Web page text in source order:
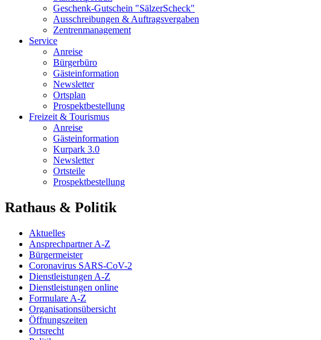
Geschenk-Gutschein "SälzerScheck"
Ausschreibungen & Auftragsvergaben
Zentrenmanagement
Service
Anreise
Bürgerbüro
Gästeinformation
Newsletter
Ortsplan
Prospektbestellung
Freizeit & Tourismus
Anreise
Gästeinformation
Kurpark 3.0
Newsletter
Ortsteile
Prospektbestellung
Rathaus & Politik
Aktuelles
Ansprechpartner A-Z
Bürgermeister
Coronavirus SARS-CoV-2
Dienstleistungen A-Z
Dienstleistungen online
Formulare A-Z
Organisationsübersicht
Öffnungszeiten
Ortsrecht